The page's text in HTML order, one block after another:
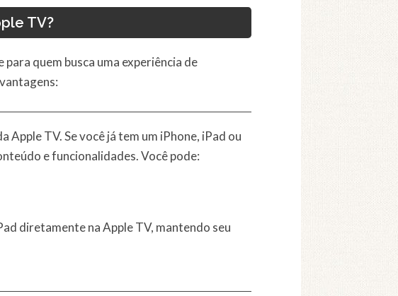
TV?
quem busca uma experiência de
TV. Se você já tem um iPhone, iPad ou
e funcionalidades. Você pode:
diretamente na Apple TV, mantendo seu